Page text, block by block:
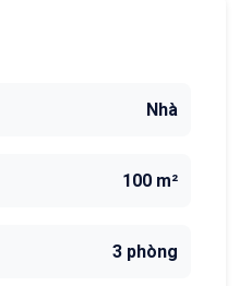
Nhà
100 m²
3 phòng